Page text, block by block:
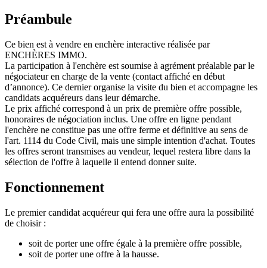
Préambule
Ce bien est à vendre en enchère interactive réalisée par
ENCHÈRES IMMO.
La participation à l'enchère est soumise à agrément préalable par le
négociateur en charge de la vente (contact affiché en début
d’annonce). Ce dernier organise la visite du bien et accompagne les
candidats acquéreurs dans leur démarche.
Le prix affiché correspond à un prix de première offre possible,
honoraires de négociation inclus. Une offre en ligne pendant
l'enchère ne constitue pas une offre ferme et définitive au sens de
l'art. 1114 du Code Civil, mais une simple intention d'achat. Toutes
les offres seront transmises au vendeur, lequel restera libre dans la
sélection de l'offre à laquelle il entend donner suite.
Fonctionnement
Le premier candidat acquéreur qui fera une offre aura la possibilité
de choisir :
soit de porter une offre égale à la première offre possible,
soit de porter une offre à la hausse.